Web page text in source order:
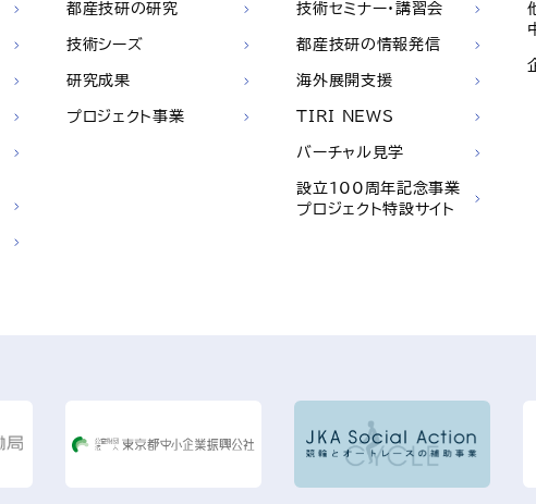
都産技研の研究
技術シーズ
研究成果
プロジェクト事業
技術セミナー・講習会
都産技研の情報発信
海外展開支援
TIRI NEWS
バーチャル見学
設立100周年記念事業
プロジェクト特設サイト